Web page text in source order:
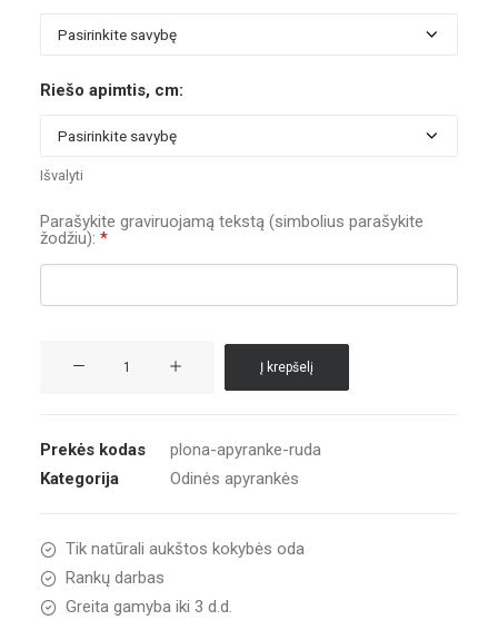
Riešo apimtis, cm:
Išvalyti
Parašykite graviruojamą tekstą (simbolius parašykite
žodžiu): *
apyrankė
ruda
Į krepšelį
Prekės kodas
plona-apyranke-ruda
Kategorija
Odinės apyrankės
Tik natūrali aukštos kokybės oda
Rankų darbas
Greita gamyba iki 3 d.d.